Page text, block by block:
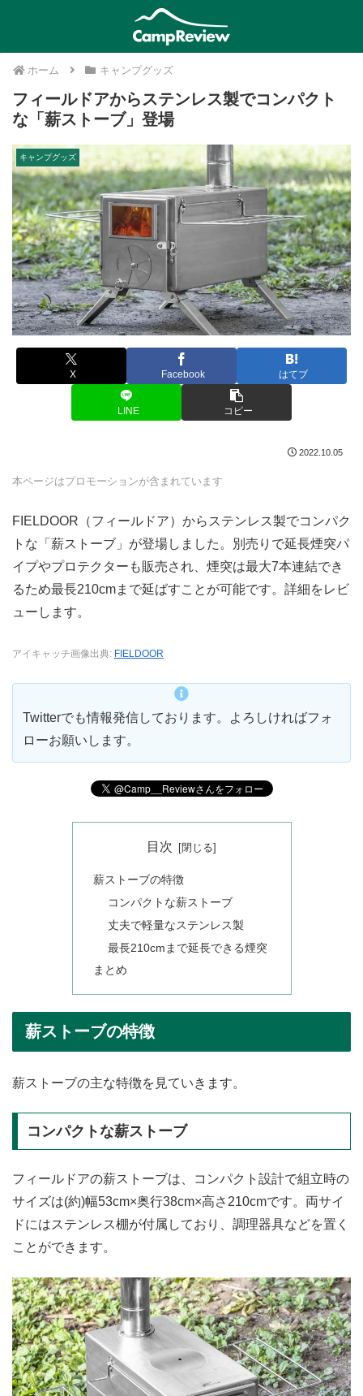
ホーム キャンプグッズ
フィールドアからステンレス製でコンパクト
な「薪ストーブ」登場
キャンプグッズ
X Facebook はてブ
LINE コピー
2022.10.05
本ページはプロモーションが含まれています
FIELDOOR（フィールドア）からステンレス製でコンパク
トな「薪ストーブ」が登場しました。別売りで延長煙突パ
イプやプロテクターも販売され、煙突は最大7本連結でき
るため最長210cmまで延ばすことが可能です。詳細をレビ
ューします。
アイキャッチ画像出典: FIELDOOR
Twitterでも情報発信しております。よろしければフォ
ローお願いします。
目次
薪ストーブの特徴
コンパクトな薪ストーブ
丈夫で軽量なステンレス製
最長210cmまで延長できる煙突
まとめ
薪ストーブの特徴
薪ストーブの主な特徴を見ていきます。
コンパクトな薪ストーブ
フィールドアの薪ストーブは、コンパクト設計で組立時の
サイズは(約)幅53cm×奥行38cm×高さ210cmです。両サイ
ドにはステンレス棚が付属しており、調理器具などを置く
ことができます。